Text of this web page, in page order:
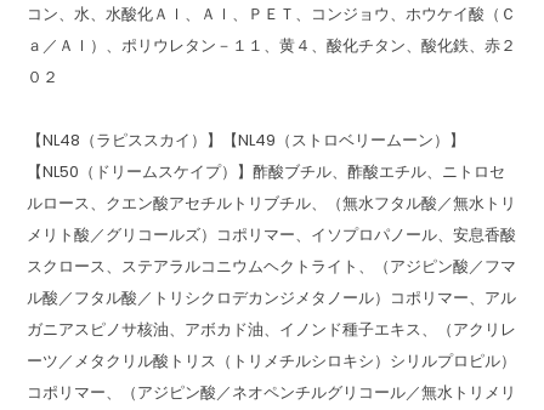
コン、水、水酸化Ａｌ、Ａｌ、ＰＥＴ、コンジョウ、ホウケイ酸（Ｃ
ａ／Ａｌ）、ポリウレタン－１１、黄４、酸化チタン、酸化鉄、赤２
０２
【NL48（ラピススカイ）】【NL49（ストロベリームーン）】
【NL50（ドリームスケイプ）】酢酸ブチル、酢酸エチル、ニトロセ
ルロース、クエン酸アセチルトリブチル、（無水フタル酸／無水トリ
メリト酸／グリコールズ）コポリマー、イソプロパノール、安息香酸
スクロース、ステアラルコニウムヘクトライト、（アジピン酸／フマ
ル酸／フタル酸／トリシクロデカンジメタノール）コポリマー、アル
ガニアスピノサ核油、アボカド油、イノンド種子エキス、（アクリレ
ーツ／メタクリル酸トリス（トリメチルシロキシ）シリルプロピル）
コポリマー、（アジピン酸／ネオペンチルグリコール／無水トリメリ